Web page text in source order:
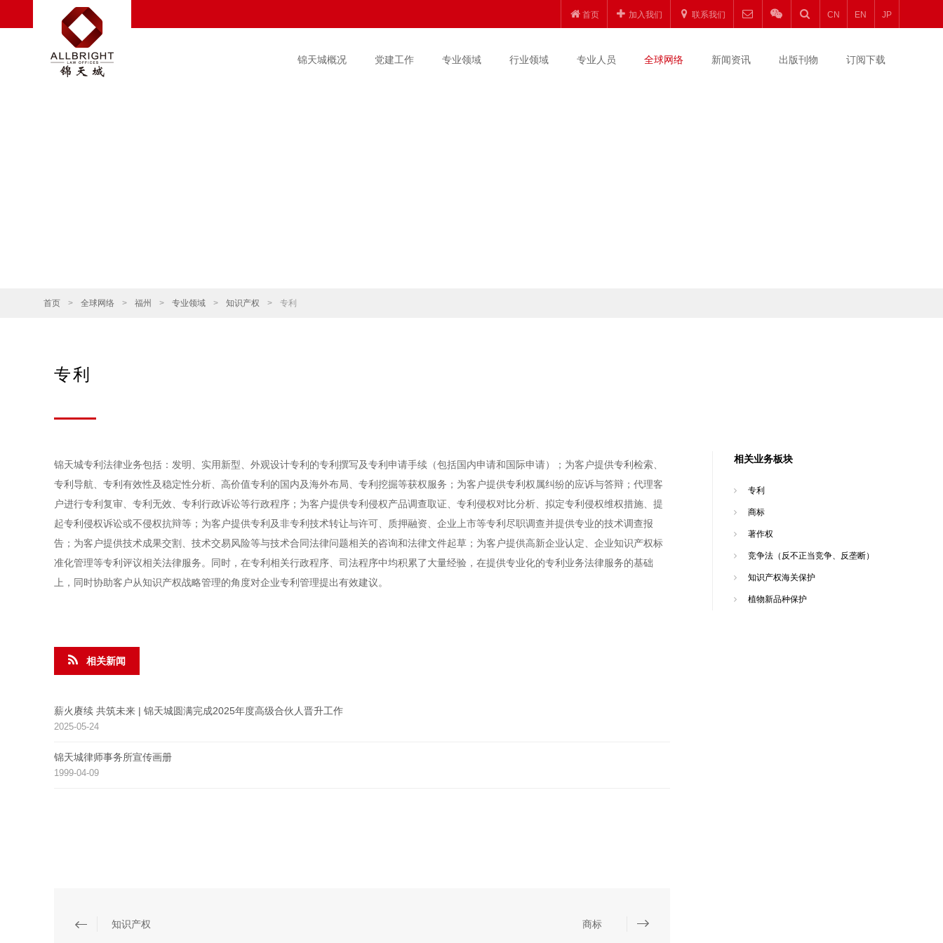
首页 加入我们 联系我们 CN EN JP
锦天城概况 党建工作 专业领域 行业领域 专业人员 全球网络 新闻资讯 出版刊物 订阅下载
首页 > 全球网络 > 福州 > 专业领域 > 知识产权 > 专利
专利
锦天城专利法律业务包括：发明、实用新型、外观设计专利的专利撰写及专利申请手续（包括国内申请和国际申请）；为客户提供专利检索、
专利导航、专利有效性及稳定性分析、高价值专利的国内及海外布局、专利挖掘等获权服务；为客户提供专利权属纠纷的应诉与答辩；代理客
户进行专利复审、专利无效、专利行政诉讼等行政程序；为客户提供专利侵权产品调查取证、专利侵权对比分析、拟定专利侵权维权措施、提
起专利侵权诉讼或不侵权抗辩等；为客户提供专利及非专利技术转让与许可、质押融资、企业上市等专利尽职调查并提供专业的技术调查报
告；为客户提供技术成果交割、技术交易风险等与技术合同法律问题相关的咨询和法律文件起草；为客户提供高新企业认定、企业知识产权标
准化管理等专利评议相关法律服务。同时，在专利相关行政程序、司法程序中均积累了大量经验，在提供专业化的专利业务法律服务的基础
上，同时协助客户从知识产权战略管理的角度对企业专利管理提出有效建议。
相关新闻
薪火赓续 共筑未来 | 锦天城圆满完成2025年度高级合伙人晋升工作
2025-05-24
锦天城律师事务所宣传画册
1999-04-09
知识产权 商标
相关业务板块
专利
商标
著作权
竞争法（反不正当竞争、反垄断）
知识产权海关保护
植物新品种保护